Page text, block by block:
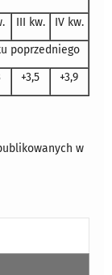
III kw.
IV kw.
poprzedniego
+3,5 +3,9
w